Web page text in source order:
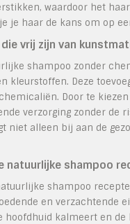
waardoor het
je haar de kans om op
vrij zijn van
shampoo zonder
kleurstoffen. Deze
Door te
verzorging zonder de
niet alleen bij aan de
natuurlijke shampoo
shampoo
en verzachtende
hoofdhuid kalmeert en